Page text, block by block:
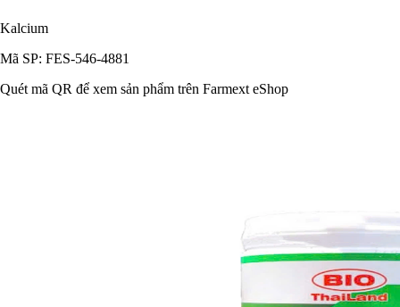
Kalcium
Mã SP: FES-546-4881
Quét mã QR để xem sản phẩm trên Farmext eShop